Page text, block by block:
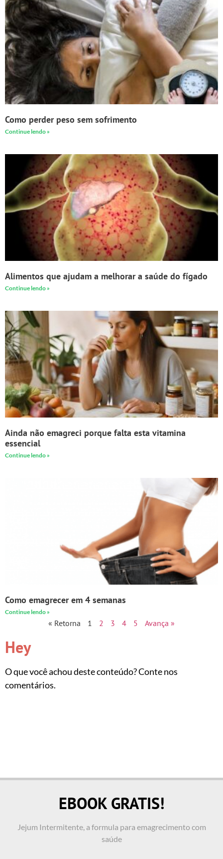
Como perder peso sem sofrimento
Continue lendo »
Alimentos que ajudam a melhorar a saúde do fígado
Continue lendo »
Ainda não emagreci porque falta esta vitamina
essencial
Continue lendo »
Como emagrecer em 4 semanas
Continue lendo »
« Retorna 1 2 3 4 5 Avança »
Hey
O que você achou deste conteúdo? Conte nos
comentários.
EBOOK GRATIS!
Jejum Intermitente, a formula para emagrecimento com
saúde